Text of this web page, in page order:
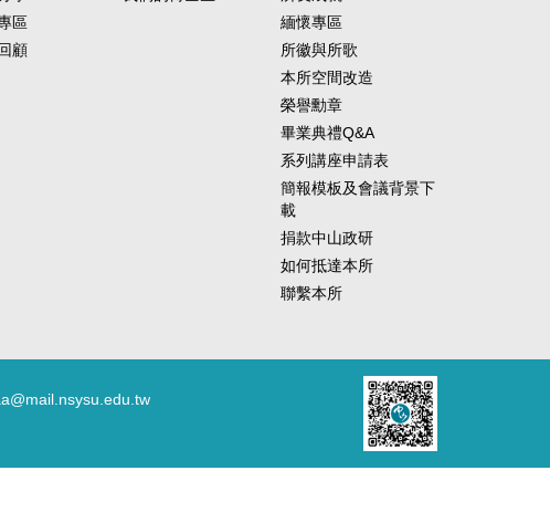
區
顧
緬懷專區
所徽與所歌
本所空間改造
榮譽勳章
畢業典禮Q&A
系列講座申請表
簡報模板及會議背景下
載
捐款中山政研
如何抵達本所
聯繫本所